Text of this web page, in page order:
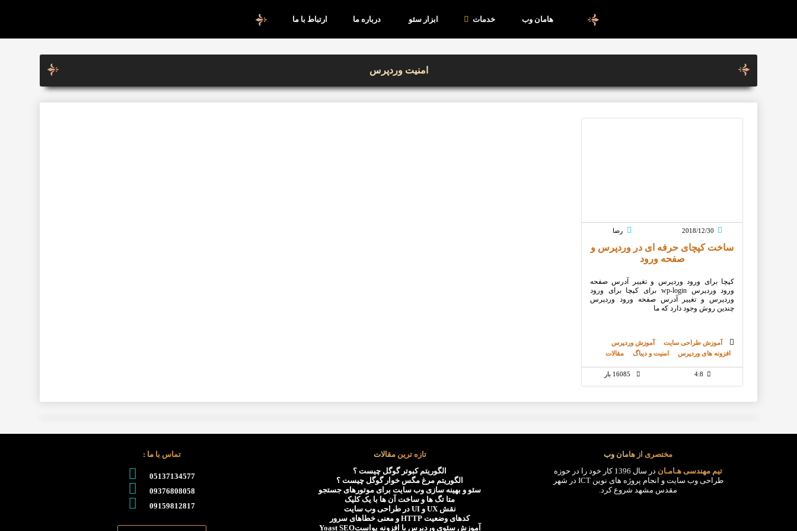
هامان وب خدمات ابزار سئو درباره ما ارتباط با ما
امنیت وردپرس
2018/12/30 رضا
ساخت کپچای حرفه ای در وردپرس و
صفحه ورود
کپچا برای ورود وردپرس و تغییر آدرس صفحه
ورود وردپرس wp-login برای کپچا برای ورود
وردپرس و تغییر آدرس صفحه ورود وردپرس
چندین روش وجود دارد که ما
آموزش طراحی سایت
آموزش وردپرس
افزونه های وردپرس
امنیت و دیباگ مقالات
4:8
مختصری از هامان وب
تیم مهندسی هـامـان
در سال 1396 کار خود را در حوزه
طراحی وب سایت و انجام پروژه های نوین ICT در شهر
مقدس مشهد شروع کرد.
تازه ترین مقالات
الگوریتم کبوتر گوگل چیست ؟
الگوریتم مرغ مگس خوار گوگل چیست ؟
سئو و بهینه سازی وب سایت برای موتورهای جستجو
متا تگ ها و ساخت آن ها با یک کلیک
نقش UX و UI در طراحی وب سایت
کدهای وضعیت HTTP و معنی خطاهای سرور
آموزش سئوی وردپرس با افزونه یواستYoast SEO
تماس با ما :
05137134577
09376808058
09159812817